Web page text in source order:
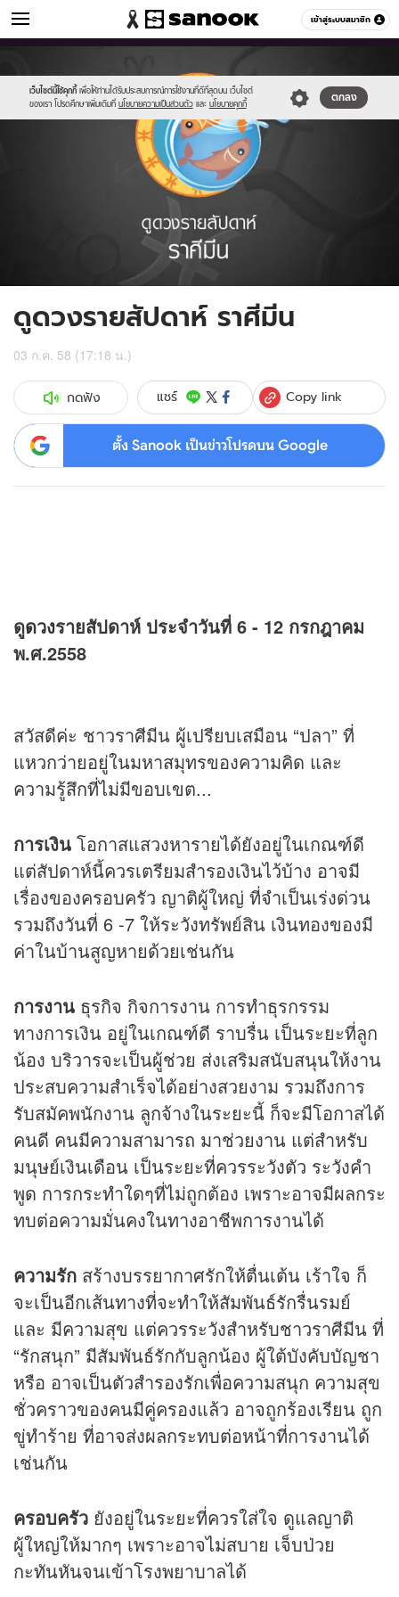
เข้าสู่ระบบสมาชิก
ดูดวง หมวดอื่นๆ
เว็บไซต์นี้ใช้คุกกี้ เพื่อให้ท่านได้รับประสบการณ์การใช้งานที่ดีที่สุดบน เว็บไซต์
ของเรา โปรดศึกษาเพิ่มเติมที่ นโยบายความเป็นส่วนตัว และ นโยบายคุกกี้
ตกลง
new-
sanook.png
ดูดวงรายสัปดาห์ ราศีมีน
03 ก.ค. 58 (17:18 น.)
กดฟัง แชร์ Copy link
ตั้ง Sanook เป็นข่าวโปรดบน Google
ดูดวงรายสัปดาห์ ประจำวันที่ 6 - 12 กรกฎาคม
พ.ศ.2558
สวัสดีค่ะ ชาวราศีมีน ผู้เปรียบเสมือน “ปลา” ที่
แหวกว่ายอยู่ในมหาสมุทรของความคิด และ
ความรู้สึกที่ไม่มีขอบเขต...
การเงิน โอกาสแสวงหารายได้ยังอยู่ในเกณฑ์ดี
แต่สัปดาห์นี้ควรเตรียมสำรองเงินไว้บ้าง อาจมี
เรื่องของครอบครัว ญาติผู้ใหญ่ ที่จำเป็นเร่งด่วน
รวมถึงวันที่ 6 -7 ให้ระวังทรัพย์สิน เงินทองของมี
ค่าในบ้านสูญหายด้วยเช่นกัน
การงาน ธุรกิจ กิจการงาน การทำธุรกรรม
ทางการเงิน อยู่ในเกณฑ์ดี ราบรื่น เป็นระยะที่ลูก
น้อง บริวารจะเป็นผู้ช่วย ส่งเสริมสนับสนุนให้งาน
ประสบความสำเร็จได้อย่างสวยงาม รวมถึงการ
รับสมัคพนักงาน ลูกจ้างในระยะนี้ ก็จะมีโอกาสได้
คนดี คนมีความสามารถ มาช่วยงาน แต่สำหรับ
มนุษย์เงินเดือน เป็นระยะที่ควรระวังตัว ระวังคำ
พูด การกระทำใดๆที่ไม่ถูกต้อง เพราะอาจมีผลกระ
ทบต่อความมั่นคงในทางอาชีพการงานได้
ความรัก สร้างบรรยากาศรักให้ตื่นเต้น เร้าใจ ก็
จะเป็นอีกเส้นทางที่จะทำให้สัมพันธ์รักรื่นรมย์
และ มีความสุข แต่ควรระวังสำหรับชาวราศีมีน ที่
“รักสนุก” มีสัมพันธ์รักกับลูกน้อง ผู้ใต้บังคับบัญชา
หรือ อาจเป็นตัวสำรองรักเพื่อความสนุก ความสุข
ชั่วคราวของคนมีคู่ครองแล้ว อาจถูกร้องเรียน ถูก
ขู่ทำร้าย ที่อาจส่งผลกระทบต่อหน้าที่การงานได้
เช่นกัน
ครอบครัว ยังอยู่ในระยะที่ควรใส่ใจ ดูแลญาติ
ผู้ใหญ่ให้มากๆ เพราะอาจไม่สบาย เจ็บป่วย
กะทันหันจนเข้าโรงพยาบาลได้